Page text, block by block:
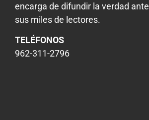
encarga de difundir la verdad ante
sus miles de lectores.
TELÉFONOS
962-311-2796